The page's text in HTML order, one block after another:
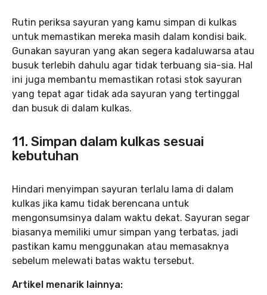
Rutin periksa sayuran yang kamu simpan di kulkas
untuk memastikan mereka masih dalam kondisi baik.
Gunakan sayuran yang akan segera kadaluwarsa atau
busuk terlebih dahulu agar tidak terbuang sia-sia. Hal
ini juga membantu memastikan rotasi stok sayuran
yang tepat agar tidak ada sayuran yang tertinggal
dan busuk di dalam kulkas.
11. Simpan dalam kulkas sesuai
kebutuhan
Hindari menyimpan sayuran terlalu lama di dalam
kulkas jika kamu tidak berencana untuk
mengonsumsinya dalam waktu dekat. Sayuran segar
biasanya memiliki umur simpan yang terbatas, jadi
pastikan kamu menggunakan atau memasaknya
sebelum melewati batas waktu tersebut.
Artikel menarik lainnya: